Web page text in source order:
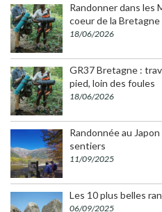
Randonner dans les
coeur de la Bretagne
18/06/2026
GR37 Bretagne :
pied, loin des foules
18/06/2026
Randonnée au
sentiers
11/09/2025
Les 10 plus belles
06/09/2025